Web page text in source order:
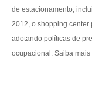
de estacionamento,
2012, o shopping center
adotando políticas de
ocupacional. Saiba mais